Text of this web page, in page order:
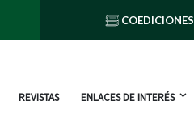
COEDICIONES
REVISTAS ENLACES DE INTERÉS